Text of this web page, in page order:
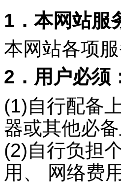
1．本网站服
本网站各项
2．用户必须
(1)自行配备
器或其他必备
(2)自行负担
用、 网络费用